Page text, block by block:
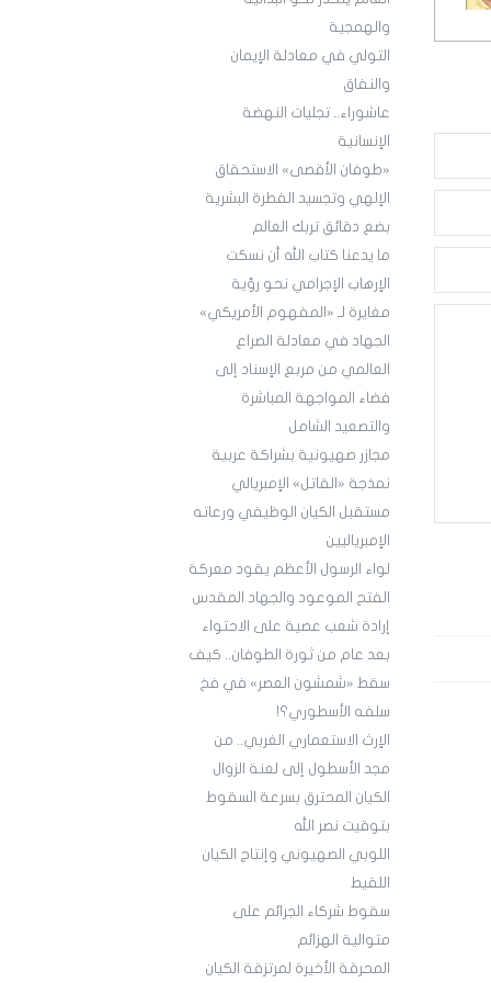
والهمجية
التولي في معادلة الإيمان
والنفاق
عاشوراء.. تجليات النهضة
الإنسانية
«طوفان الأقصى» الاستحقاق
الإلهي وتجسيد الفطرة البشرية
بضع دقائق تربك العالم
ما يدعنا كتاب الله أن نسكت
الإرهاب الإجرامي نحو رؤية
مغايرة لـ «المفهوم الأمريكي»
الجهاد في معادلة الصراع
العالمي من مربع الإسناد إلى
فضاء المواجهة المباشرة
والتصعيد الشامل
مجازر صهيونية بشراكة عربية
نمذجة «القاتل» الإمبريالي
مستقبل الكيان الوظيفي ورعاته
الإمبرياليين
لواء الرسول الأعظم يقود معركة
الفتح الموعود والجهاد المقدس
إرادة شعب عصية على الاحتواء
بعد عام من ثورة الطوفان.. كيف
سقط «شمشون العصر» في فخ
سلفه الأسطوري؟!
الإرث الاستعماري الغربي.. من
مجد الأسطول إلى لعنة الزوال
الكيان المحترق بسرعة السقوط
بتوقيت نصر الله
اللوبي الصهيوني وإنتاج الكيان
اللقيط
سقوط شركاء الجرائم على
متوالية الهزائم
المحرقة الأخيرة لمرتزقة الكيان